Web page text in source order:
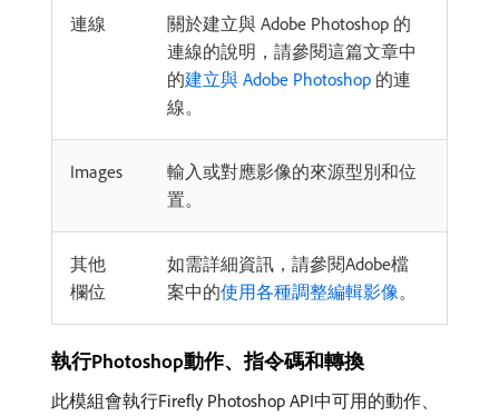
連線
關於建立與 Adobe Photoshop 的
連線的說明，請參閱這篇文章中
的建立與 Adobe Photoshop 的連
線。
Images
輸入或對應影像的來源型別和位
置。
其他
欄位
如需詳細資訊，請參閱Adobe檔
案中的使用各種調整編輯影像。
執行Photoshop動作、指令碼和轉換
此模組會執行Firefly Photoshop API中可用的動作、